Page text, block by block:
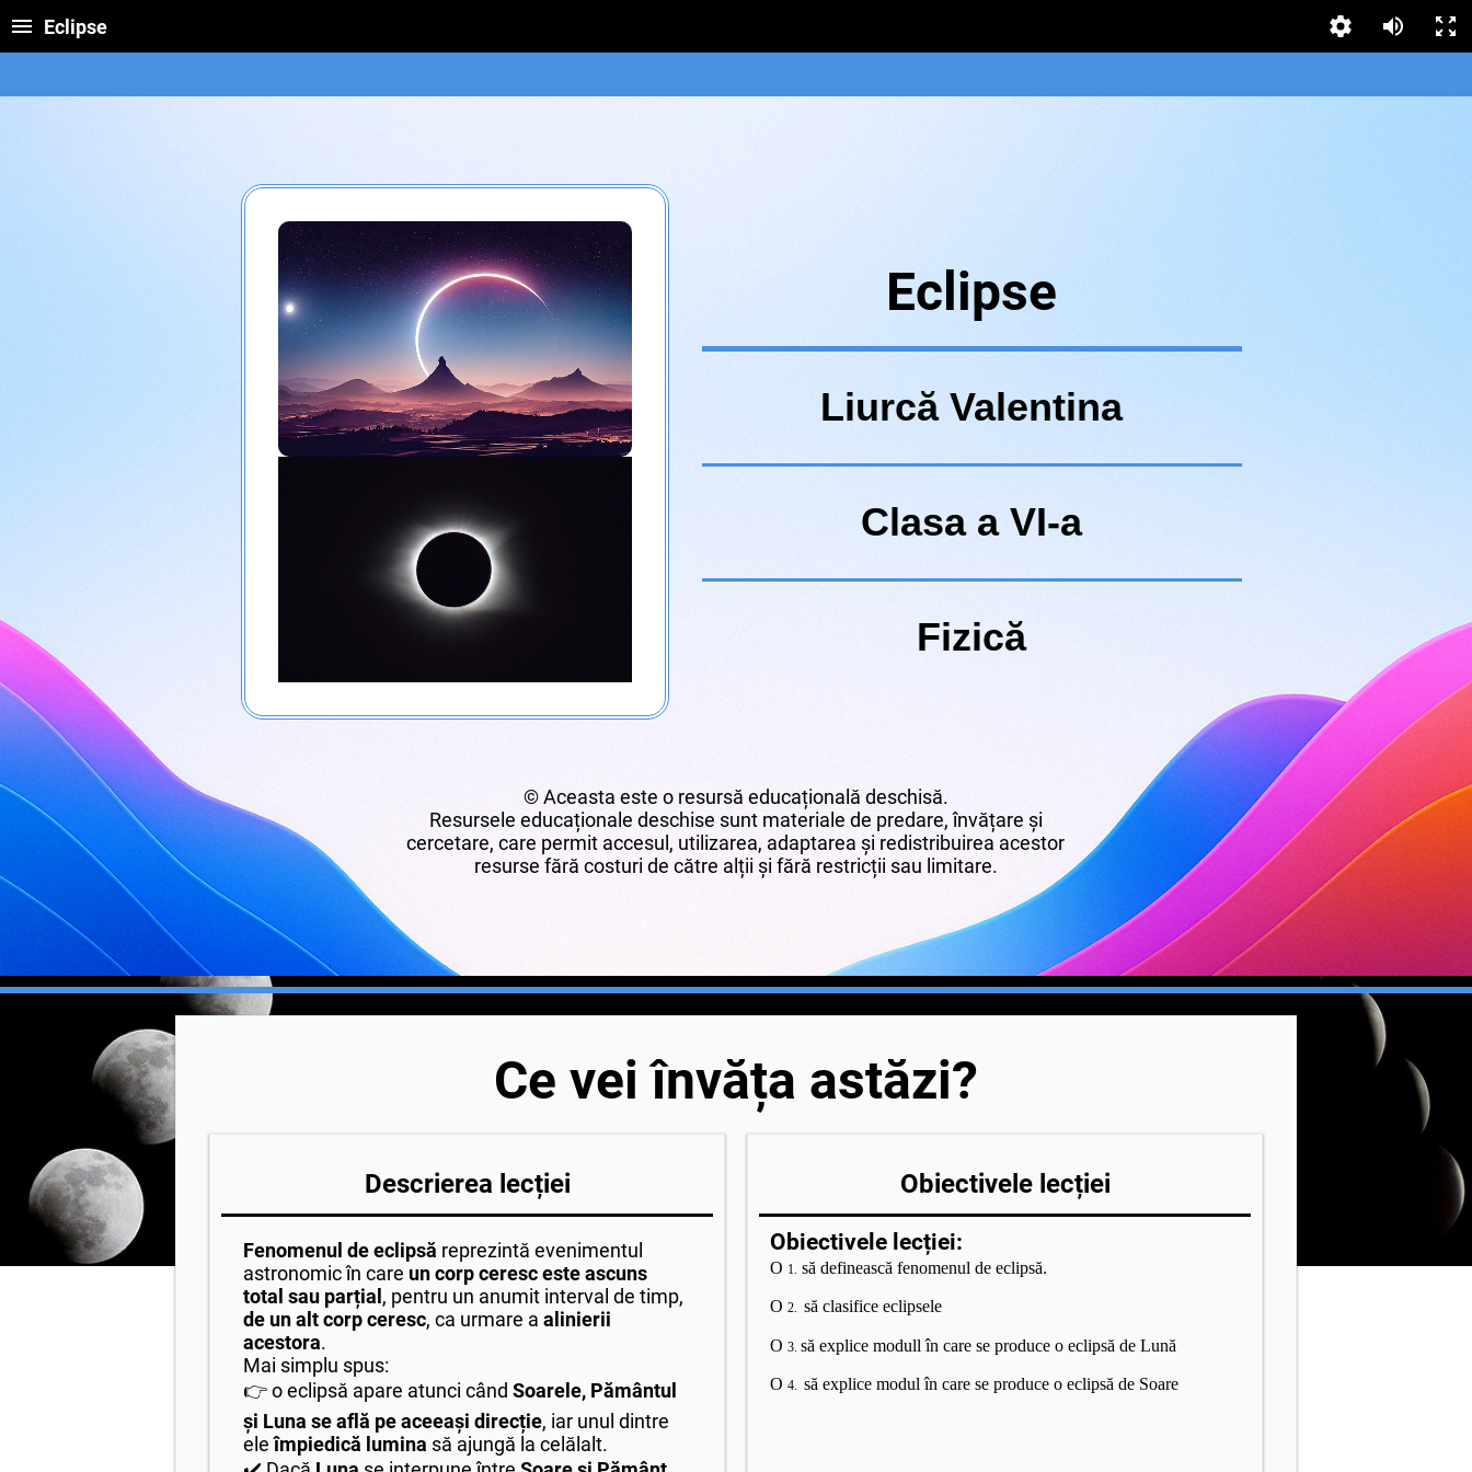
Eclipse
Eclipse
Liurcă Valentina
Clasa a VI-a
Fizică
© Aceasta este o resursă educațională deschisă.
Resursele educaționale deschise sunt materiale de predare, învățare și
cercetare, care permit accesul, utilizarea, adaptarea și redistribuirea acestor
resurse fără costuri de către alții și fără restricții sau limitare.
Ce vei învăța astăzi?
Descrierea lecției
Fenomenul de eclipsă reprezintă evenimentul
astronomic în care un corp ceresc este ascuns
total sau parțial , pentru un anumit interval de timp,
de un alt corp ceresc, ca urmare a alinierii
acestora.
Mai simplu spus:
👉 o eclipsă apare atunci când Soarele, Pământul
și Luna se află pe aceeași direcție, iar unul dintre
eleîmpiedică lumina să ajungă la celălalt.
Obiectivele lecției
Obiectivele lecției:
O 1. să definească fenomenul de eclipsă.
O 2. să clasifice eclipsele
O 3. să explice modull în care se produce o eclipsă de Lună
O 4. să explice modul în care se produce o eclipsă de Soare